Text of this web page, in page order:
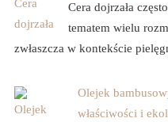
Cera dojrzała
tematem wielu
zwłaszcza w kontekście
Olejek
właściwości i